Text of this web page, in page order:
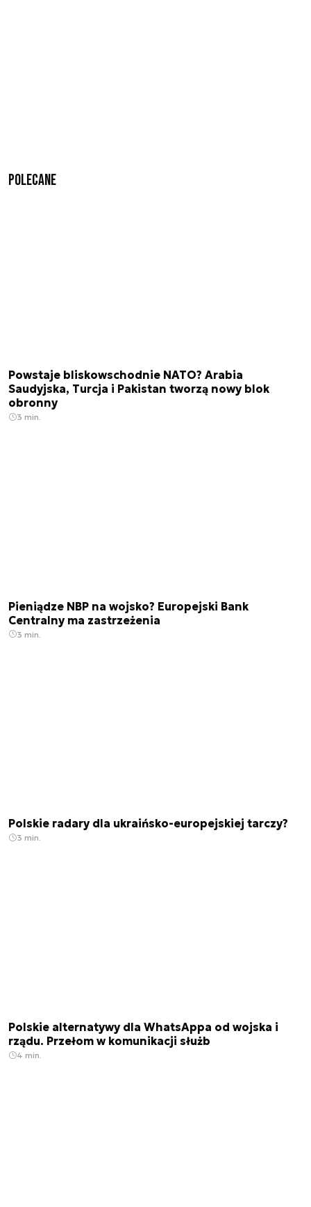
Polecane
Powstaje bliskowschodnie NATO? Arabia
Saudyjska, Turcja i Pakistan tworzą nowy blok
obronny
3 min.
Pieniądze NBP na wojsko? Europejski Bank
Centralny ma zastrzeżenia
3 min.
Polskie radary dla ukraińsko-europejskiej tarczy?
3 min.
Polskie alternatywy dla WhatsAppa od wojska i
rządu. Przełom w komunikacji służb
4 min.